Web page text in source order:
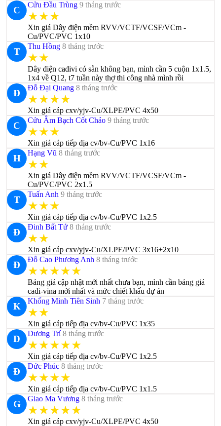
C
Cửu Đầu Trùng 9 tháng trước
★★★
Xin giá Dây điện mềm RVV/VCTF/VCSF/VCm -
Cu/PVC/PVC 1x10
T
Thu Hồng 8 tháng trước
★★
Dây điện cadivi có sẵn không bạn, mình cần 5 cuộn 1x1.5,
1x4 về Q12, t7 tuần này thợ thi công nhà mình rồi
Đ
Đỗ Đại Quang 8 tháng trước
★★★★
Xin giá cáp cxv/yjv-Cu/XLPE/PVC 4x50
C
Cửu Âm Bạch Cốt Chảo 9 tháng trước
★★★
Xin giá cáp tiếp địa cv/bv-Cu/PVC 1x16
H
Hạng Vũ 8 tháng trước
★★
Xin giá Dây điện mềm RVV/VCTF/VCSF/VCm -
Cu/PVC/PVC 2x1.5
T
Tuấn Anh 9 tháng trước
★★★
Xin giá cáp tiếp địa cv/bv-Cu/PVC 1x2.5
Đ
Đinh Bất Tứ 8 tháng trước
★★
Xin giá cáp cxv/yjv-Cu/XLPE/PVC 3x16+2x10
Đ
Đỗ Cao Phương Anh 8 tháng trước
★★★★★
Bảng giá cập nhật mới nhất chưa bạn, mình cần bảng giá
cadi-vina mới nhất và mức chiết khấu dự án
K
Khổng Minh Tiên Sinh 7 tháng trước
★★
Xin giá cáp tiếp địa cv/bv-Cu/PVC 1x35
D
Dương Trí 8 tháng trước
★★★★★
Xin giá cáp tiếp địa cv/bv-Cu/PVC 1x2.5
Đ
Đức Phúc 8 tháng trước
★★★★
Xin giá cáp tiếp địa cv/bv-Cu/PVC 1x1.5
G
Giao Ma Vương 8 tháng trước
★★★★★
Xin giá cáp cxv/yjv-Cu/XLPE/PVC 4x50